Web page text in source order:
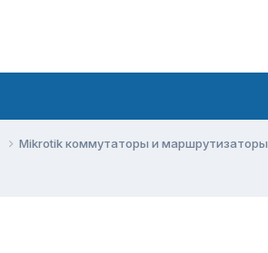
Mikrotik коммутаторы и маршрутизаторы